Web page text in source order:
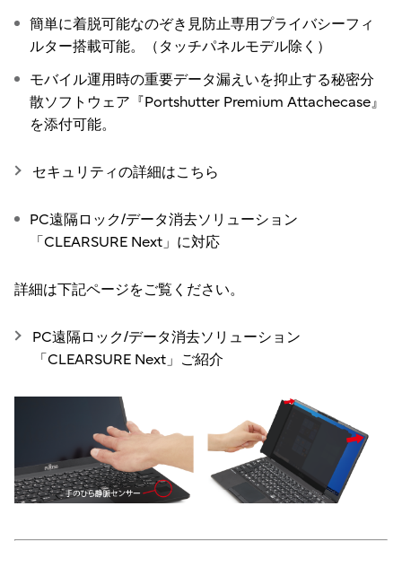
簡単に着脱可能なのぞき見防止専用プライバシーフィ
ルター搭載可能。（タッチパネルモデル除く）
モバイル運用時の重要データ漏えいを抑止する秘密分
散ソフトウェア『Portshutter Premium Attachecase』
を添付可能。
セキュリティの詳細はこちら
PC遠隔ロック/データ消去ソリューション
「CLEARSURE Next」に対応
詳細は下記ページをご覧ください。
PC遠隔ロック/データ消去ソリューション
「CLEARSURE Next」ご紹介